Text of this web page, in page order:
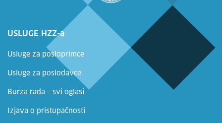
USLUGE HZZ-a
Usluge za posloprimce
Usluge za poslodavce
Burza rada – svi oglasi
Izjava o pristupačnosti